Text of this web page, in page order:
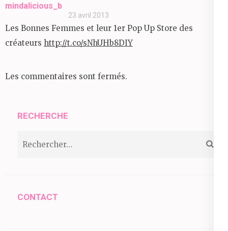
mindalicious_b
23 avril 2013
Les Bonnes Femmes et leur 1er Pop Up Store des
créateurs http://t.co/sNhUHb8DIY
Les commentaires sont fermés.
RECHERCHE
CONTACT